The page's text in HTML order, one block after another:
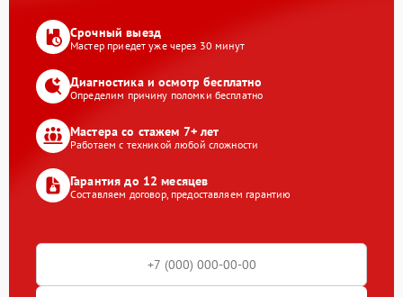
Срочный выезд
Мастер приедет уже через 30 минут
Диагностика и осмотр бесплатно
Определим причину поломки бесплатно
Мастера со стажем 7+ лет
Работаем с техникой любой сложности
Гарантия до 12 месяцев
Составляем договор, предоставляем гарантию